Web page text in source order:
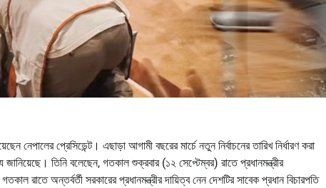
নেপালের প্রেসিডেন্ট। এছাড়া আগামী বছরের মার্চে নতুন নির্বাচনের তারিখ নির্ধারণ করা
তিনি বলেছেন, গতকাল শুক্রবার (১২ সেপ্টেম্বর) রাতে প্রধানমন্ত্রীর
রাতে অন্তর্বর্তী সরকারের প্রধানমন্ত্রীর দায়িত্ব নেন দেশটির সাবেক প্রধান বিচারপতি